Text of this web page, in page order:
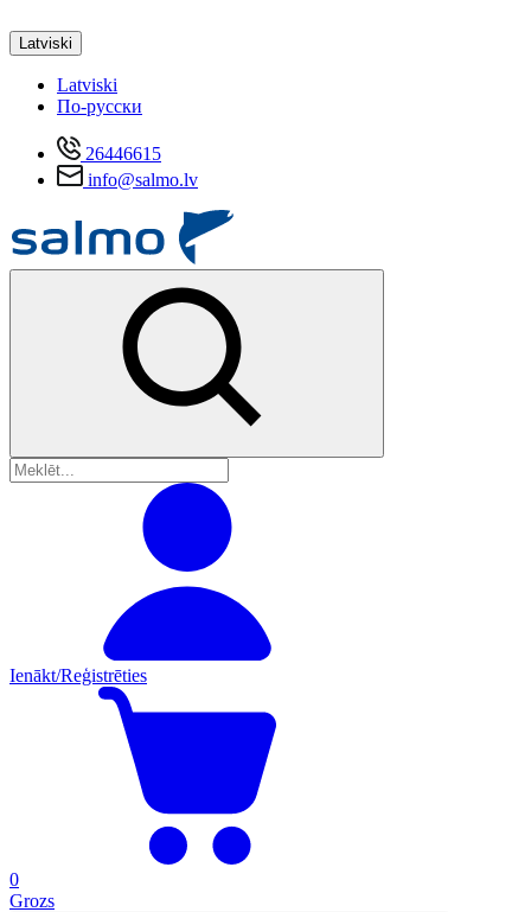
Latviski
Latviski
По-русски
26446615
info@salmo.lv
Ienākt/Reģistrēties
0
Grozs